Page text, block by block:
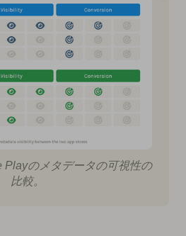
Playのメタデータの可視性の
比較。